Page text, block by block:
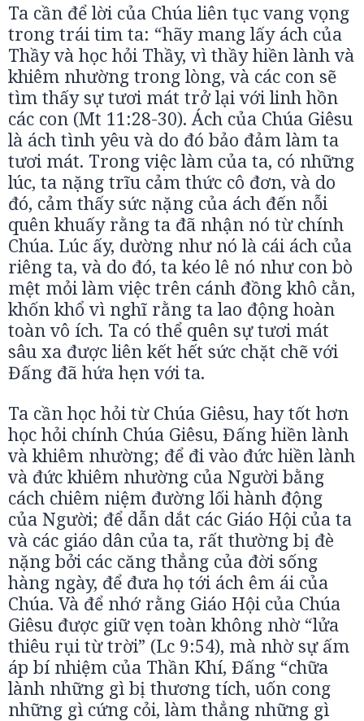
Ta cần để lời của Chúa liên tục vang vọng
trong trái tim ta: “hãy mang lấy ách của
Thầy và học hỏi Thầy, vì thầy hiền lành và
khiêm nhường trong lòng, và các con sẽ
tìm thấy sự tươi mát trở lại với linh hồn
các con (Mt 11:28-30). Ách của Chúa Giêsu
là ách tình yêu và do đó bảo đảm làm ta
tươi mát. Trong việc làm của ta, có những
lúc, ta nặng trĩu cảm thức cô đơn, và do
đó, cảm thấy sức nặng của ách đến nỗi
quên khuấy rằng ta đã nhận nó từ chính
Chúa. Lúc ấy, dường như nó là cái ách của
riêng ta, và do đó, ta kéo lê nó như con bò
mệt mỏi làm việc trên cánh đồng khô cằn,
khốn khổ vì nghĩ rằng ta lao động hoàn
toàn vô ích. Ta có thể quên sự tươi mát
sâu xa được liên kết hết sức chặt chẽ với
Đấng đã hứa hẹn với ta.
Ta cần học hỏi từ Chúa Giêsu, hay tốt hơn
học hỏi chính Chúa Giêsu, Đấng hiền lành
và khiêm nhường; để đi vào đức hiền lành
và đức khiêm nhường của Người bằng
cách chiêm niệm đường lối hành động
của Người; để dẫn dắt các Giáo Hội của ta
và các giáo dân của ta, rất thường bị đè
nặng bởi các căng thẳng của đời sống
hàng ngày, để đưa họ tới ách êm ái của
Chúa. Và để nhớ rằng Giáo Hội của Chúa
Giêsu được giữ vẹn toàn không nhờ “lửa
thiêu rụi từ trời” (Lc 9:54), mà nhờ sự ấm
áp bí nhiệm của Thần Khí, Đấng “chữa
lành những gì bị thương tích, uốn cong
những gì cứng cỏi, làm thẳng những gì